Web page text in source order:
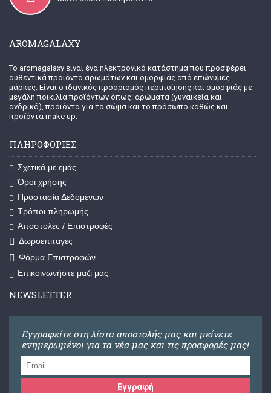
AROMAGALAXY
Το aromagalaxy είναι ένα ηλεκτρονικό κατάστημα που προσφέρει
αυθεντικά προϊόντα αρωμάτων και ομορφιάς από επώνυμες
μάρκες. Είναι ο ιδανικός προορισμός περιποίησης και ομορφιάς με
μεγάλη ποικιλία προϊόντων όπως: αρώματα (γυναικεία και
ανδρικά), προϊόντα για το σώμα και το πρόσωπο καθώς και
προϊόντα make up.
ΠΛΗΡΟΦΟΡΊΕΣ
Σχετικά με εμάς
Όροι χρήσης
Προστασία Δεδομένων
Τρόποι πληρωμής
Αποστολές / Επιστροφές
Δωροεπιταγές
Φόρμα Επιστροφών
Επικοινωνήστε μαζί μας
NEWSLETTER
Εγγραφείτε στη λίστα αποστολής μας και μείνετε
ενημερωμένοι για τα νέα μας και τις προσφορές μας!
Εγγραφή